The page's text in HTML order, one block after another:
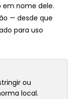
em nome dele.
— desde que
para uso
ou
local.